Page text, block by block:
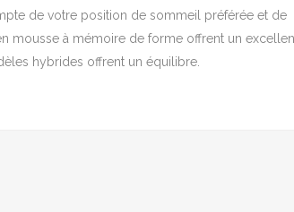
de votre position de sommeil préférée et de
mousse à mémoire de forme offrent un
hybrides offrent un équilibre.